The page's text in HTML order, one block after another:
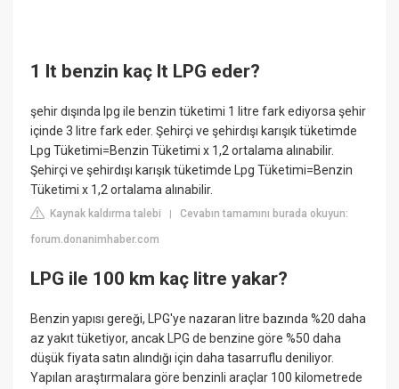
1 lt benzin kaç lt LPG eder?
şehir dışında lpg ile benzin tüketimi 1 litre fark ediyorsa şehir
içinde 3 litre fark eder. Şehirçi ve şehirdışı karışık tüketimde
Lpg Tüketimi=Benzin Tüketimi x 1,2 ortalama alınabilir.
Şehirçi ve şehirdışı karışık tüketimde Lpg Tüketimi=Benzin
Tüketimi x 1,2 ortalama alınabilir.
Kaynak kaldırma talebi |Cevabın tamamını burada okuyun:
forum.donanimhaber.com
LPG ile 100 km kaç litre yakar?
Benzin yapısı gereği, LPG'ye nazaran litre bazında %20 daha
az yakıt tüketiyor, ancak LPG de benzine göre %50 daha
düşük fiyata satın alındığı için daha tasarruflu deniliyor.
Yapılan araştırmalara göre benzinli araçlar 100 kilometrede